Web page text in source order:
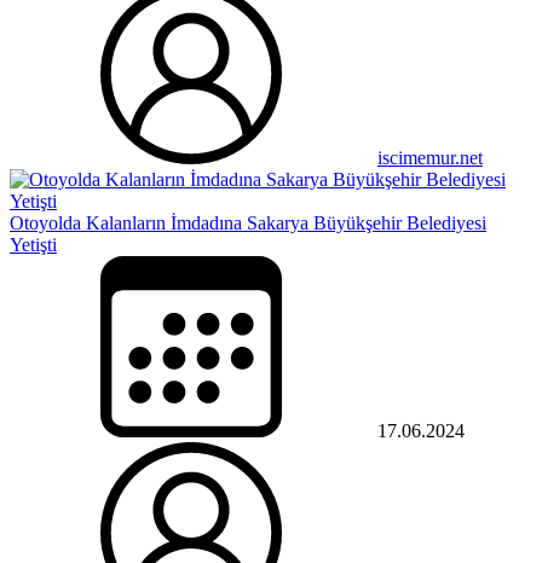
iscimemur.net
Otoyolda Kalanların İmdadına Sakarya Büyükşehir Belediyesi
Yetişti
17.06.2024